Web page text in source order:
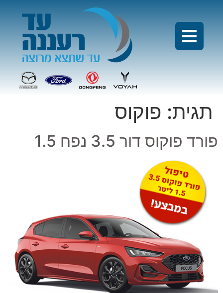
תגית: פוקוס
פורד פוקוס דור 3.5 נפח 1.5